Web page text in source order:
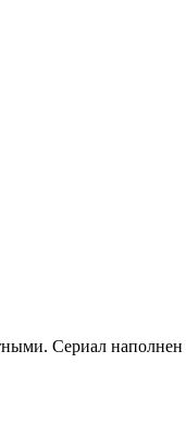
Сериал